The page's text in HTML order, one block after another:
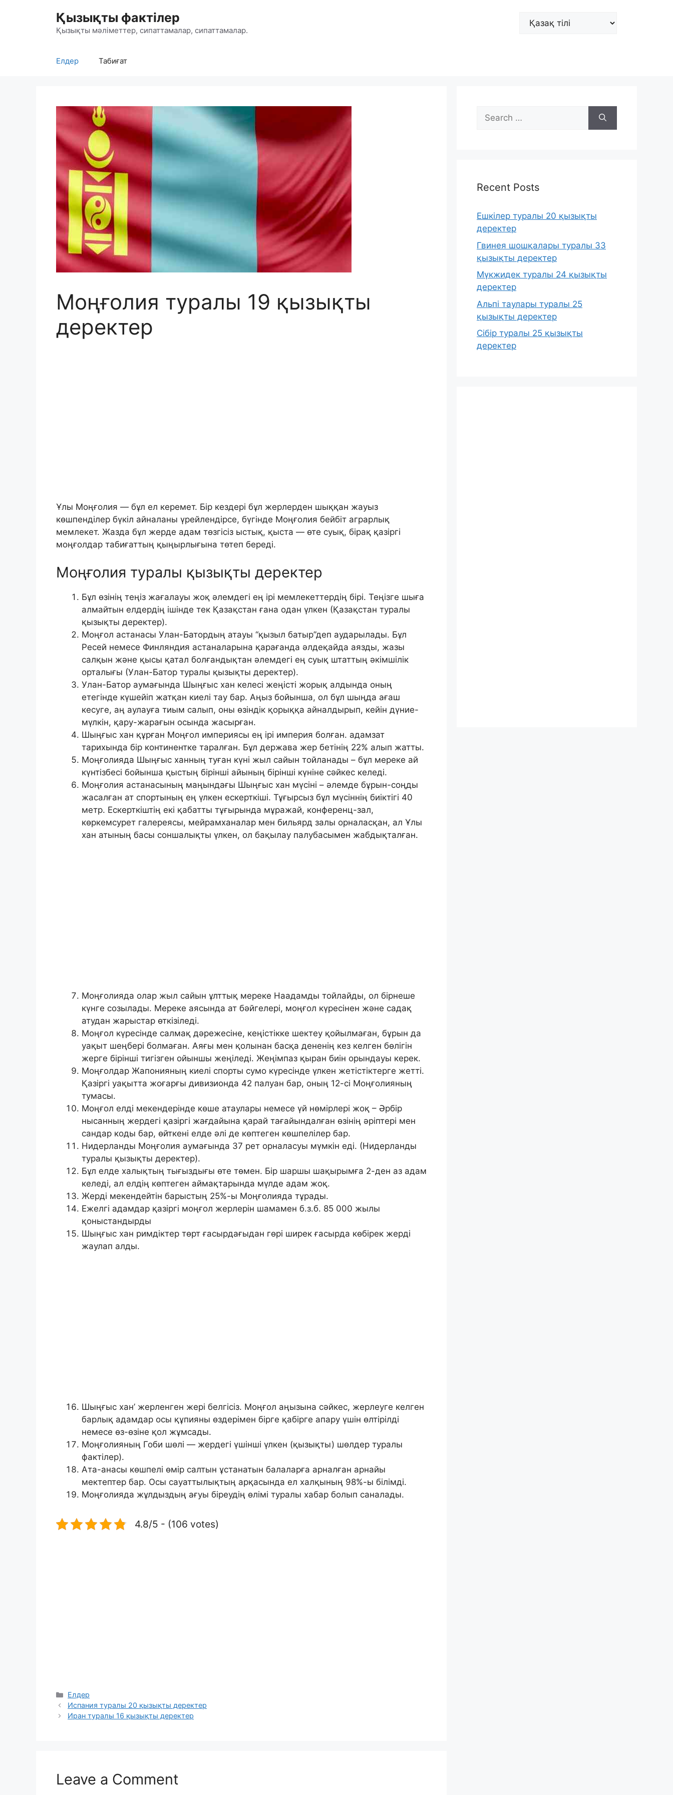
Қызықты фактілер
Қызықты мәліметтер, сипаттамалар, сипаттамалар.
Choose
Елдер Табиғат
Моңғолия туралы 19 қызықты
деректер
Ұлы Моңғолия — бұл ел керемет. Бір кездері бұл жерлерден шыққан жауыз
көшпенділер бүкіл айналаны үрейлендірсе, бүгінде Моңғолия бейбіт аграрлық
мемлекет. Жазда бұл жерде адам төзгісіз ыстық, қыста — өте суық, бірақ қазіргі
моңғолдар табиғаттың қыңырлығына төтеп береді.
Моңғолия туралы қызықты деректер
Бұл өзінің теңіз жағалауы жоқ әлемдегі ең ірі мемлекеттердің бірі. Теңізге шыға
алмайтын елдердің ішінде тек Қазақстан ғана одан үлкен (Қазақстан туралы
қызықты деректер).
Моңғол астанасы Улан-Батордың атауы “қызыл батыр”деп аударылады. Бұл
Ресей немесе Финляндия астаналарына қарағанда әлдеқайда аязды, жазы
салқын және қысы қатал болғандықтан әлемдегі ең суық штаттың әкімшілік
орталығы (Улан-Батор туралы қызықты деректер).
Улан-Батор аумағында Шыңғыс хан келесі жеңісті жорық алдында оның
етегінде күшейіп жатқан киелі тау бар. Аңыз бойынша, ол бұл шыңда ағаш
кесуге, аң аулауға тиым салып, оны өзіндік қорыққа айналдырып, кейін дүние-
мүлкін, қару-жарағын осында жасырған.
Шыңғыс хан құрған Моңғол империясы ең ірі империя болған. адамзат
тарихында бір континентке таралған. Бұл держава жер бетінің 22% алып жатты.
Моңғолияда Шыңғыс ханның туған күні жыл сайын тойланады – бұл мереке ай
күнтізбесі бойынша қыстың бірінші айының бірінші күніне сәйкес келеді.
Моңғолия астанасының маңындағы Шыңғыс хан мүсіні – әлемде бұрын-соңды
жасалған ат спортының ең үлкен ескерткіші. Тұғырсыз бұл мүсіннің биіктігі 40
метр. Ескерткіштің екі қабатты тұғырында мұражай, конференц-зал,
көркемсурет галереясы, мейрамханалар мен бильярд залы орналасқан, ал Ұлы
хан атының басы соншалықты үлкен, ол бақылау палубасымен жабдықталған.
Моңғолияда олар жыл сайын ұлттық мереке Наадамды тойлайды, ол бірнеше
күнге созылады. Мереке аясында ат бәйгелері, моңғол күресінен және садақ
атудан жарыстар өткізіледі.
Моңғол күресінде салмақ дәрежесіне, кеңістікке шектеу қойылмаған, бұрын да
уақыт шеңбері болмаған. Аяғы мен қолынан басқа дененің кез келген бөлігін
жерге бірінші тигізген ойыншы жеңіледі. Жеңімпаз қыран биін орындауы керек.
Моңғолдар Жапонияның киелі спорты сумо күресінде үлкен жетістіктерге жетті.
Қазіргі уақытта жоғарғы дивизионда 42 палуан бар, оның 12-сі Моңғолияның
тумасы.
Моңғол елді мекендерінде көше атаулары немесе үй нөмірлері жоқ – Әрбір
нысанның жердегі қазіргі жағдайына қарай тағайындалған өзінің әріптері мен
сандар коды бар, өйткені елде әлі де көптеген көшпелілер бар.
Нидерланды Моңғолия аумағында 37 рет орналасуы мүмкін еді. (Нидерланды
туралы қызықты деректер).
Бұл елде халықтың тығыздығы өте төмен. Бір шаршы шақырымға 2-ден аз адам
келеді, ал елдің көптеген аймақтарында мүлде адам жоқ.
Жерді мекендейтін барыстың 25%-ы Моңғолияда тұрады.
Ежелгі адамдар қазіргі моңғол жерлерін шамамен б.з.б. 85 000 жылы
қоныстандырды
Шыңғыс хан римдіктер төрт ғасырдағыдан гөрі ширек ғасырда көбірек жерді
жаулап алды.
Шыңғыс хан’ жерленген жері белгісіз. Моңғол аңызына сәйкес, жерлеуге келген
барлық адамдар осы құпияны өздерімен бірге қабірге апару үшін өлтірілді
немесе өз-өзіне қол жұмсады.
Моңғолияның Гоби шөлі — жердегі үшінші үлкен (қызықты) шөлдер туралы
фактілер).
Ата-анасы көшпелі өмір салтын ұстанатын балаларға арналған арнайы
мектептер бар. Осы сауаттылықтың арқасында ел халқының 98%-ы білімді.
Моңғолияда жұлдыздың ағуы біреудің өлімі туралы хабар болып саналады.
4.8/5 - (106 votes)
Categories
Елдер
Испания туралы 20 қызықты деректер
Иран туралы 16 қызықты деректер
Leave a Comment
Search
for:
Recent Posts
Ешкілер туралы 20 қызықты
деректер
Гвинея шошқалары туралы 33
қызықты деректер
Мүкжидек туралы 24 қызықты
деректер
Альпі таулары туралы 25
қызықты деректер
Сібір туралы 25 қызықты
деректер